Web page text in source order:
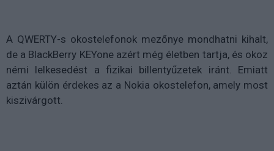
A QWERTY-s okostelefonok mezőnye mondhatni kihalt,
de a BlackBerry KEYone azért még életben tartja, és okoz
némi lelkesedést a fizikai billentyűzetek iránt. Emiatt
aztán külön érdekes az a Nokia okostelefon, amely most
kiszivárgott.